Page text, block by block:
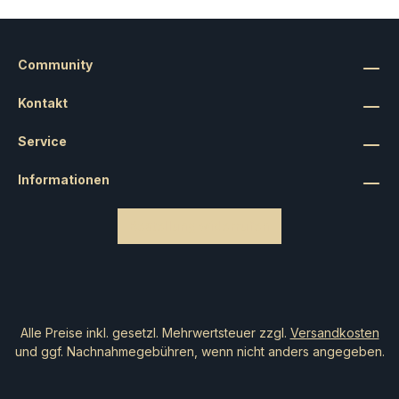
Kontakt
Service
Informationen
Community
Alle Preise inkl. gesetzl. Mehrwertsteuer zzgl. Versandkosten
und ggf. Nachnahmegebühren, wenn nicht anders angegeben.